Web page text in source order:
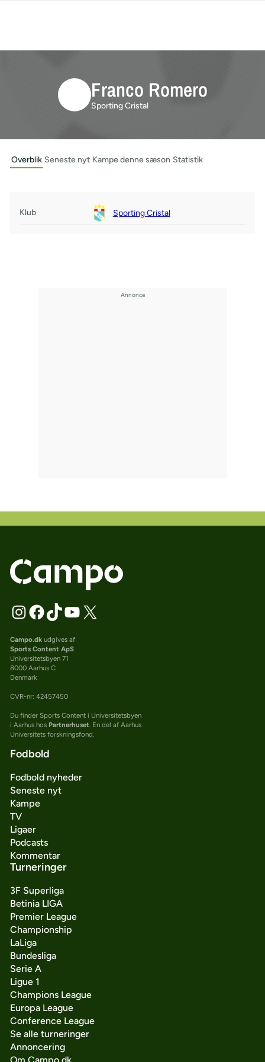
Franco Romero
Sporting Cristal
Overblik Seneste nyt Kampe denne sæson Statistik
Klub Sporting Cristal
Campo.dkudgives af
Sports Content ApS
Universitetsbyen 71
8000 Aarhus C
Denmark
CVR-nr: 42457450
Du finder Sports Content i Universitetsbyen
i Aarhus hos Partnerhuset. En del af Aarhus
Universitets forskningsfond.
Fodbold
Fodbold nyheder
Seneste nyt
Kampe
TV
Ligaer
Podcasts
Kommentar
Turneringer
3F Superliga
Betinia LIGA
Premier League
Championship
LaLiga
Bundesliga
Serie A
Ligue 1
Champions League
Europa League
Conference League
Se alle turneringer
Annoncering